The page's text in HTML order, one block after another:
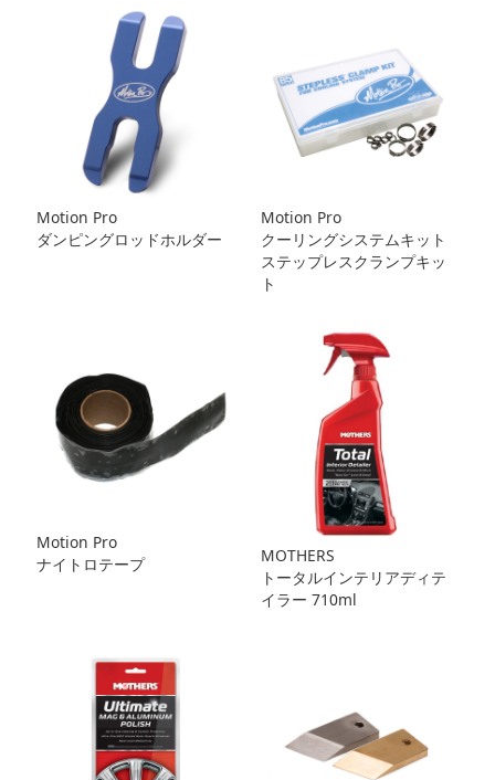
Motion Pro
ダンピングロッドホルダー
Motion Pro
クーリングシステムキット
ステップレスクランプキッ
ト
Motion Pro
ナイトロテープ
MOTHERS
トータルインテリアディテ
イラー 710ml